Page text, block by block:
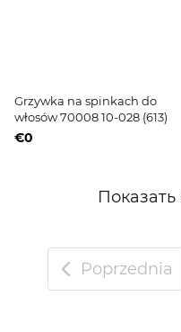
Grzywka na spinkach do
włosów 70008 10-028 (613)
€0
Poprzednia